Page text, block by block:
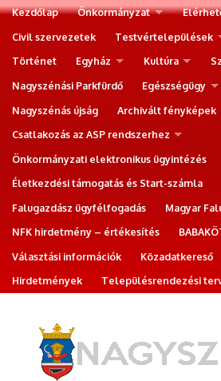
Kezdőlap Önkormányzat
Civil szervezetek
Testvértelepülések
Történet
Egyház Kultúra
Nagyszénási Parkfürdő
Egészségügy
Nagyszénás újság
Archivált fényképek
Csatlakozás az ASP rendszerhez
Önkormányzati elektronikus ügyintézés
Életkezdési támogatás és Start-számla
Falugazdász ügyfélfogadás
Magyar
NFK hirdetmény – értékesítés
Választási információk
Közadatkereső
Hirdetmények
Településrendezési